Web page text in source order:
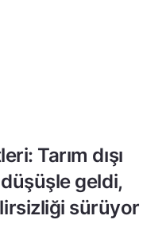
Tarım dışı
geldi,
sürüyor